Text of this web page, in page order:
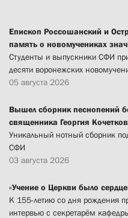
Епископ Россошанский и
память о новомучениках
Студенты и выпускники СФИ
десяти воронежских
05 августа 2026
Вышел сборник песнопений
священника Георгия
Уникальный нотный сборник
СФИ
03 августа 2026
«Учение о Церкви было
К 155-летию со дня рождения
интервью с секретарём